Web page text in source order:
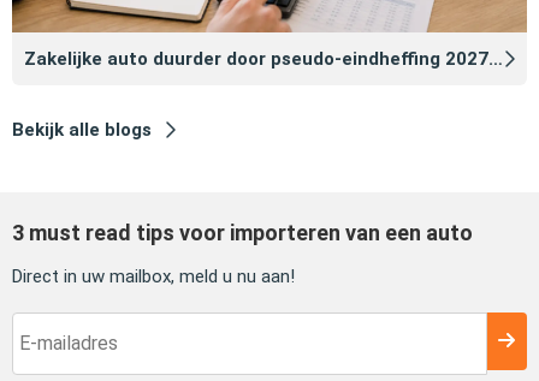
Zakelijke auto duurder door pseudo‑eindheffing 2027: zo voorkomt u dat
Bekijk alle blogs
3 must read tips voor importeren van een auto
Direct in uw mailbox, meld u nu aan!